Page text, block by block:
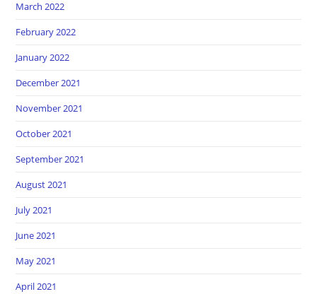
March 2022
February 2022
January 2022
December 2021
November 2021
October 2021
September 2021
August 2021
July 2021
June 2021
May 2021
April 2021